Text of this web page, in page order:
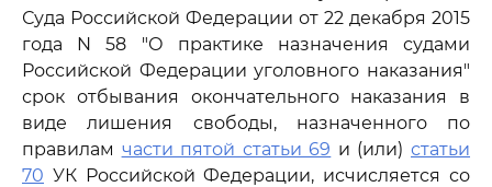
Суда Российской Федерации от 22 декабря 2015
года N 58 "О практике назначения судами
Российской Федерации уголовного наказания"
срок отбывания окончательного наказания в
виде лишения свободы, назначенного по
правилам части пятой статьи 69 и (или)статьи
70 УК Российской Федерации, исчисляется со